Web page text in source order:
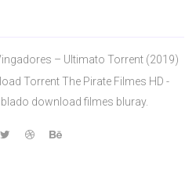
– Ultimato Torrent (2019)
Torrent The Pirate Filmes HD -
download filmes bluray.